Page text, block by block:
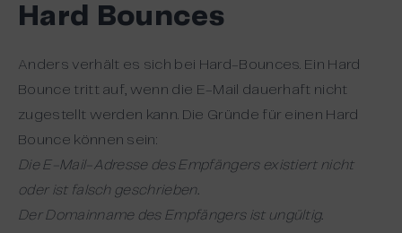
Hard Bounces
Anders verhält es sich bei Hard-Bounces. Ein Hard
Bounce tritt auf, wenn die E-Mail dauerhaft nicht
zugestellt werden kann. Die Gründe für einen Hard
Bounce können sein:
Die E-Mail-Adresse des Empfängers existiert nicht
oder ist falsch geschrieben.
Der Domainname des Empfängers ist ungültig.